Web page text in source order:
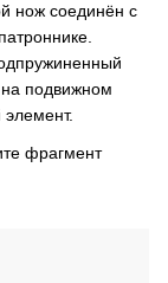
нож соединён с
на подвижном
фрагмент